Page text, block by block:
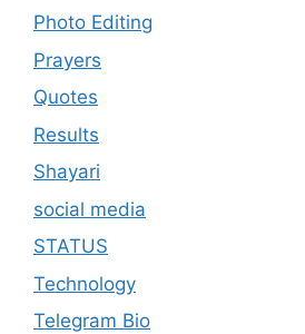
Photo Editing
Prayers
Quotes
Results
Shayari
social media
STATUS
Technology
Telegram Bio